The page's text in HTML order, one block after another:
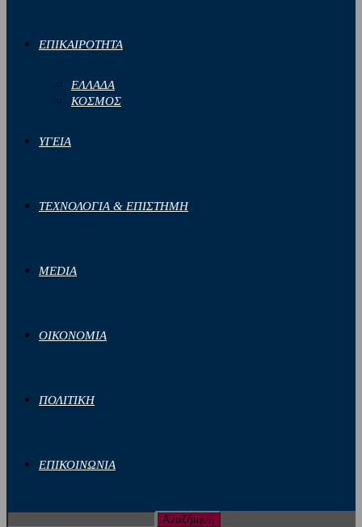
ΕΠΙΚΑΙΡΟΤΗΤΑ
ΕΛΛΑΔΑ
ΚΟΣΜΟΣ
ΥΓΕΙΑ
ΤΕΧΝΟΛΟΓΙΑ & ΕΠΙΣΤΗΜΗ
MEDIA
ΟΙΚΟΝΟΜΙΑ
ΠΟΛΙΤΙΚΗ
ΕΠΙΚΟΙΝΩΝΙΑ